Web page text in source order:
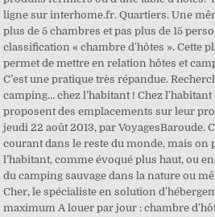
ligne sur interhome.fr. Quartiers. Une
plus de 5 chambres et pas plus de 15
classification « chambre d'hôtes ». Cette
permet de mettre en relation hôtes et
C’est une pratique très répandue.
camping… chez l’habitant ! Chez
proposent des emplacements sur leur
jeudi 22 août 2013, par VoyagesBaroude.
courant dans le reste du monde, mais on
l’habitant, comme évoqué plus haut, ou
du camping sauvage dans la nature ou
Cher, le spécialiste en solution
maximum A louer par jour : chambre